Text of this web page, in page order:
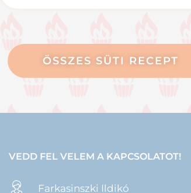
ÖSSZES SÜTI RECEPT
VEDD FEL VELEM A KAPCSOLATOT!
Farkasinszki Ildikó